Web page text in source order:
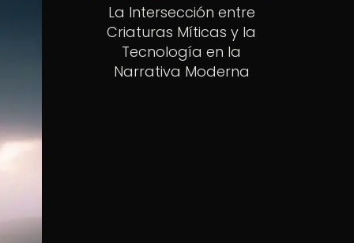
La Intersección entre
Criaturas Míticas y la
Tecnología en la
Narrativa Moderna